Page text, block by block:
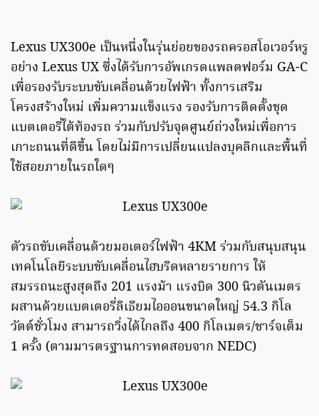
Lexus UX300e เป็นหนึ่งในรุ่นย่อยของรถครอสโอเวอร์หรู
อย่าง Lexus UX ซึ่งได้รับการอัพเกรดแพลตฟอร์ม GA-C
เพื่อรองรับระบบขับเคลื่อนด้วยไฟฟ้า ทั้งการเสริม
โครงสร้างใหม่ เพิ่มความแข็งแรง รองรับการติดตั้งชุด
แบตเตอรี่ใต้ท้องรถ ร่วมกับปรับจุดศูนย์ถ่วงใหม่เพื่อการ
เกาะถนนที่ดีขึ้น โดยไม่มีการเปลี่ยนแปลงบุคลิกและพื้นที่
ใช้สอยภายในรถใดๆ
ตัวรถขับเคลื่อนด้วยมอเตอร์ไฟฟ้า 4KM ร่วมกับสนุบสนุน
เทคโนโลยีระบบขับเคลื่อนไฮบริดหลายรายการ ให้
สมรรถนะสูงสุดถึง 201 แรงม้า แรงบิด 300 นิวตันเมตร
ผสานด้วยแบตเตอรี่ลิเธียมไอออนขนาดใหญ่ 54.3 กิโล
วัตต์ชั่วโมง สามารถวิ่งได้ไกลถึง 400 กิโลเมตร/ชาร์จเต็ม
1 ครั้ง (ตามมารตรฐานการทดสอบจาก NEDC)